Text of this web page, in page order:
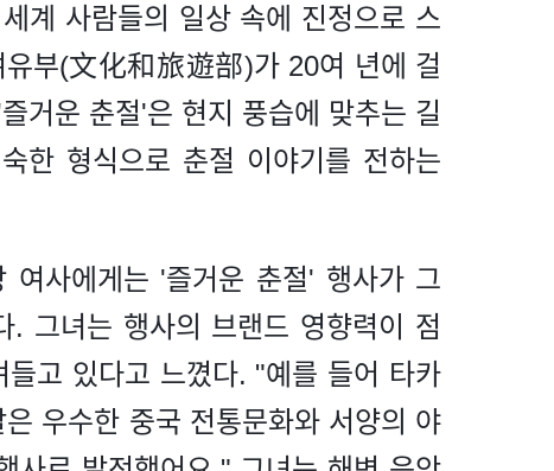
계 사람들의 일상 속에 진정으로 스
부(文化和旅遊部)가 20여 년에 걸
거운 춘절'은 현지 풍습에 맞추는 길
한 형식으로 춘절 이야기를 전하는
여사에게는 '즐거운 춘절' 행사가 그
. 그녀는 행사의 브랜드 영향력이 점
고 있다고 느꼈다. "예를 들어 타카
우수한 중국 전통문화와 서양의 야